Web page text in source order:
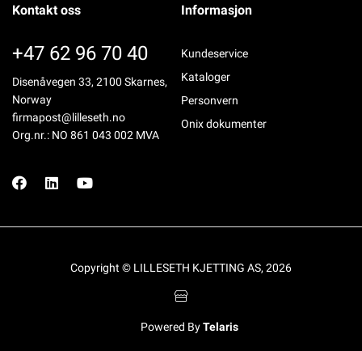
Kontakt oss
+47 62 96 70 40
Disenåvegen 33, 2100 Skarnes,
Norway
firmapost@lilleseth.no
Org.nr.: NO 861 043 002 MVA
Informasjon
Kundeservice
Kataloger
Personvern
Onix dokumenter
Copyright © LILLESETH KJETTING AS, 2026
Powered ByTelaris